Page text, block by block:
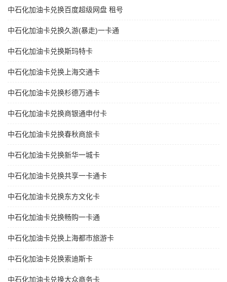
中石化加油卡兑换百度超级网盘 租号
中石化加油卡兑换久游(暴走)一卡通
中石化加油卡兑换斯玛特卡
中石化加油卡兑换上海交通卡
中石化加油卡兑换杉德万通卡
中石化加油卡兑换商银通申付卡
中石化加油卡兑换春秋商旅卡
中石化加油卡兑换新华一城卡
中石化加油卡兑换共享一卡通卡
中石化加油卡兑换东方文化卡
中石化加油卡兑换畅购一卡通
中石化加油卡兑换上海都市旅游卡
中石化加油卡兑换索迪斯卡
中石化加油卡兑换大众商务卡